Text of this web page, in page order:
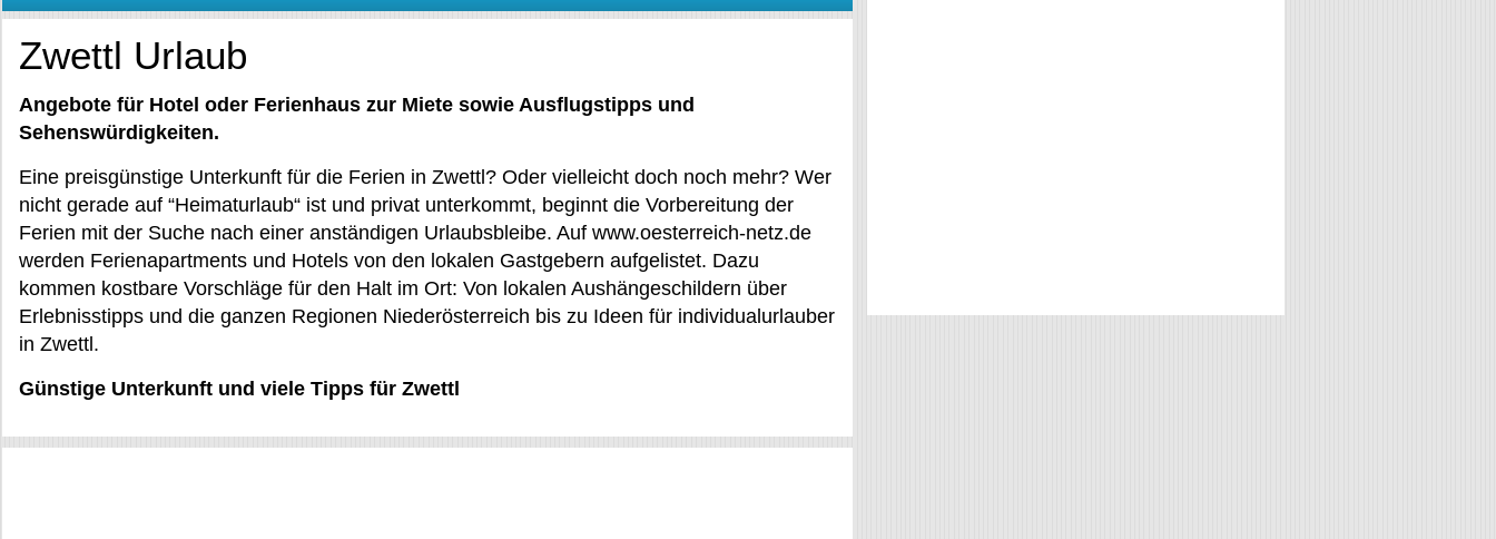
Zwettl Urlaub
Angebote für Hotel oder Ferienhaus zur Miete sowie Ausflugstipps und
Sehenswürdigkeiten.
Eine preisgünstige Unterkunft für die Ferien in Zwettl? Oder vielleicht doch noch mehr? Wer
nicht gerade auf “Heimaturlaub“ ist und privat unterkommt, beginnt die Vorbereitung der
Ferien mit der Suche nach einer anständigen Urlaubsbleibe. Auf www.oesterreich-netz.de
werden Ferienapartments und Hotels von den lokalen Gastgebern aufgelistet. Dazu
kommen kostbare Vorschläge für den Halt im Ort: Von lokalen Aushängeschildern über
Erlebnisstipps und die ganzen Regionen Niederösterreich bis zu Ideen für individualurlauber
in Zwettl.
Günstige Unterkunft und viele Tipps für Zwettl